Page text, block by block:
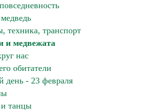
транспорт
и медвежата
нас
обитатели
день - 23 февраля
танцы